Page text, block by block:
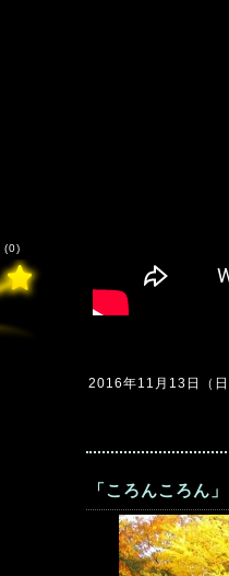
(0)
2016年11月13日（
「ころんころん